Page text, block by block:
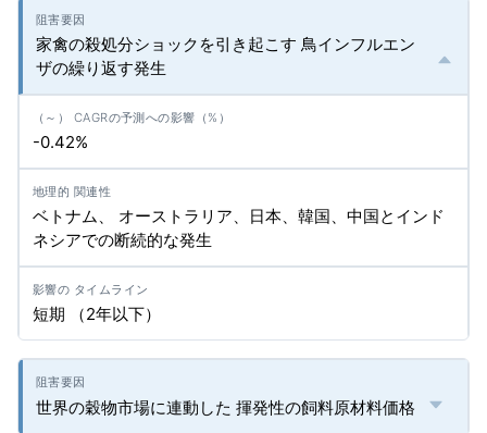
家禽の殺処分ショックを引き起こす 鳥インフルエン
ザの繰り返す発生
-0.42%
ベトナム、 オーストラリア、日本、韓国、中国とインド
ネシアでの断続的な発生
短期 （2年以下）
世界の穀物市場に連動した 揮発性の飼料原材料価格